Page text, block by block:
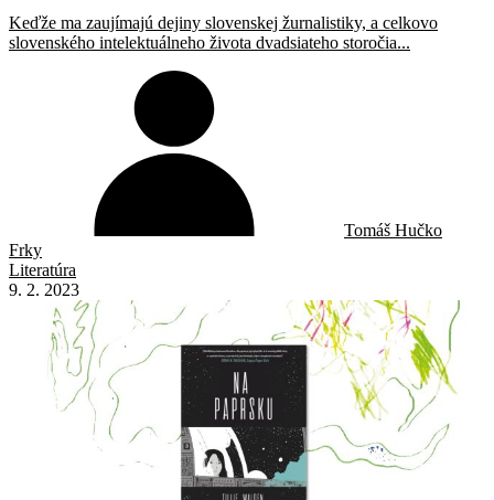
Keďže ma zaujímajú dejiny slovenskej žurnalistiky, a celkovo
slovenského intelektuálneho života dvadsiateho storočia...
Tomáš Hučko
Frky
Literatúra
9. 2. 2023